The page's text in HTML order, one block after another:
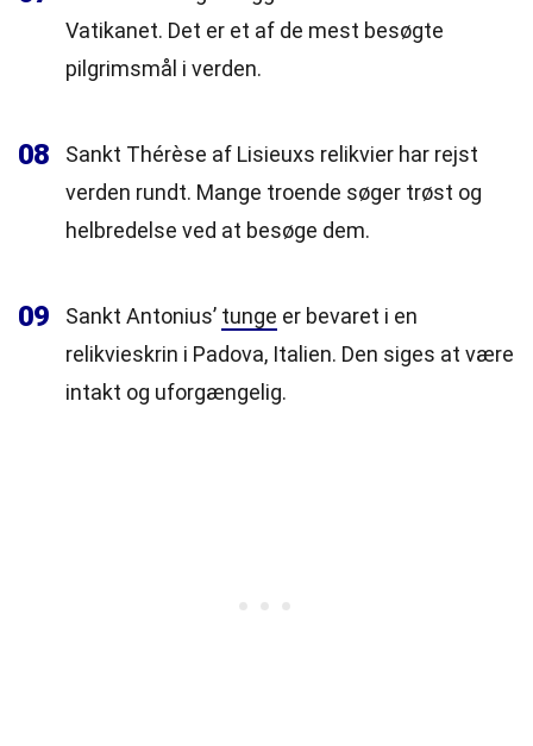
Vatikanet. Det er et af de mest besøgte
pilgrimsmål i verden.
08
Sankt Thérèse af Lisieuxs relikvier har rejst
verden rundt. Mange troende søger trøst og
helbredelse ved at besøge dem.
09 Sankt Antonius’ tunge er bevaret i en
relikvieskrin i Padova, Italien. Den siges at være
intakt og uforgængelig.